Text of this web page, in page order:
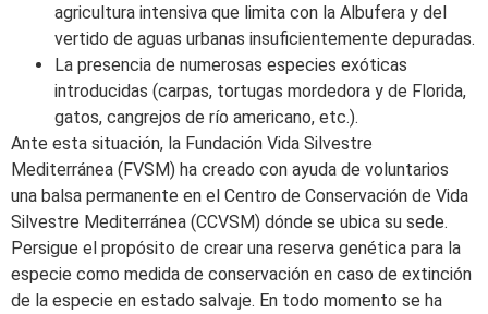
agricultura intensiva que limita con la Albufera y del
vertido de aguas urbanas insuficientemente depuradas.
La presencia de numerosas especies exóticas
introducidas (carpas, tortugas mordedora y de Florida,
gatos, cangrejos de río americano, etc.).
Ante esta situación, la Fundación Vida Silvestre
Mediterránea (FVSM) ha creado con ayuda de voluntarios
una balsa permanente en el Centro de Conservación de Vida
Silvestre Mediterránea (CCVSM) dónde se ubica su sede.
Persigue el propósito de crear una reserva genética para la
especie como medida de conservación en caso de extinción
de la especie en estado salvaje. En todo momento se ha